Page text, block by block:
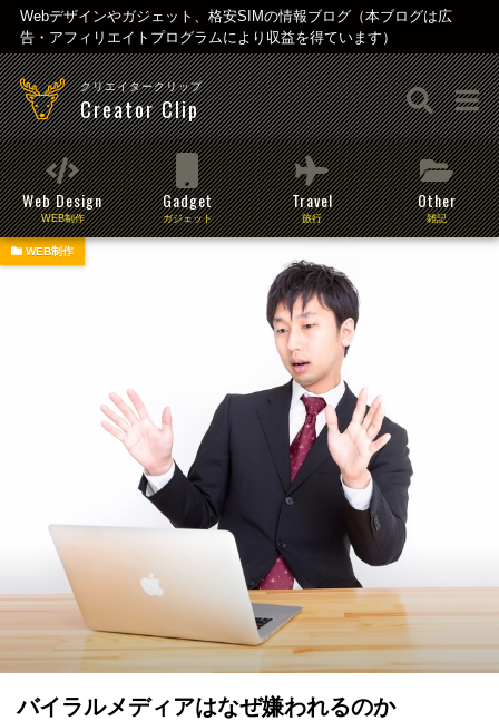
Webデザインやガジェット、格安SIMの情報ブログ（本ブログは広
告・アフィリエイトプログラムにより収益を得ています）
クリエイタークリップ
Creator Clip
Web Design
WEB制作
Gadget
ガジェット
Travel
旅行
Other
雑記
WEB制作
バイラルメディアはなぜ嫌われるのか